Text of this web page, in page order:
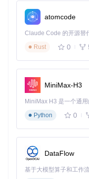
打开浏览器，输入
ent-2-API的管理控制
过右上角语言切换按钮
配置管理：进行
提供商池管理：配置
路径路由示例：展
的集成。通过正确配
调用额度。
atomcode
Rust
0
MiniMax-H3
Python
0
DataFlow
基于大模型算子和工作